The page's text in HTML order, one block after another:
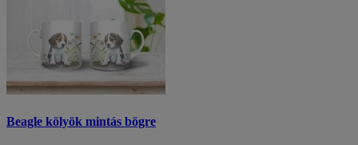
Beagle kölyök mintás bögre